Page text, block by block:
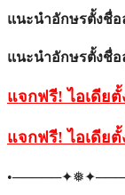
แนะนำอักษรตั้งชื่
แนะนำอักษรตั้งชื่อ
แจกฟรี! ไอเดีย
แจกฟรี! ไอเดีย